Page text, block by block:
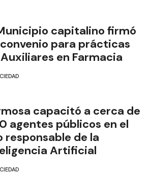
capitalino firmó
para prácticas
en Farmacia
capacitó a cerca de
agentes públicos en el
responsable de la
Artificial